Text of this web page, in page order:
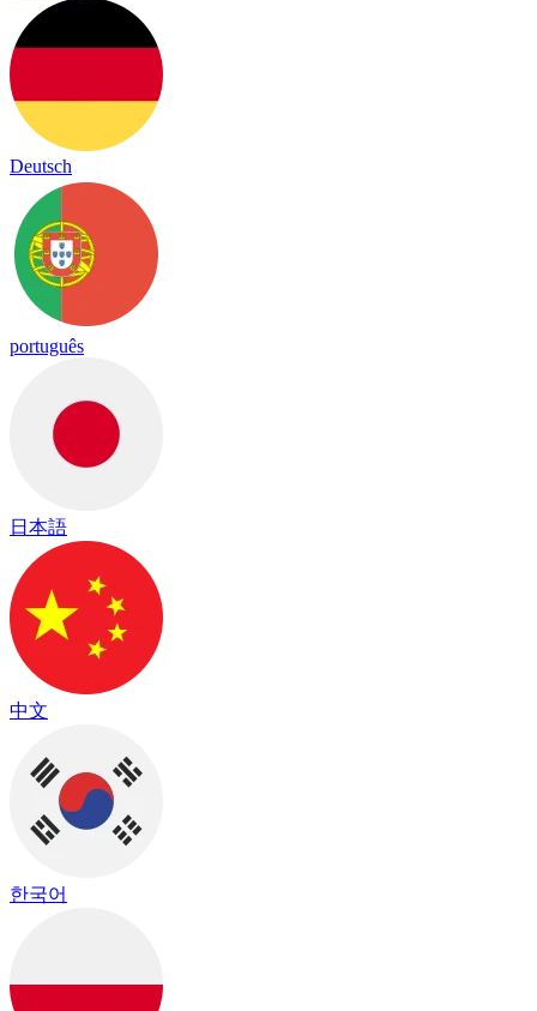
Deutsch
português
日本語
中文
한국어